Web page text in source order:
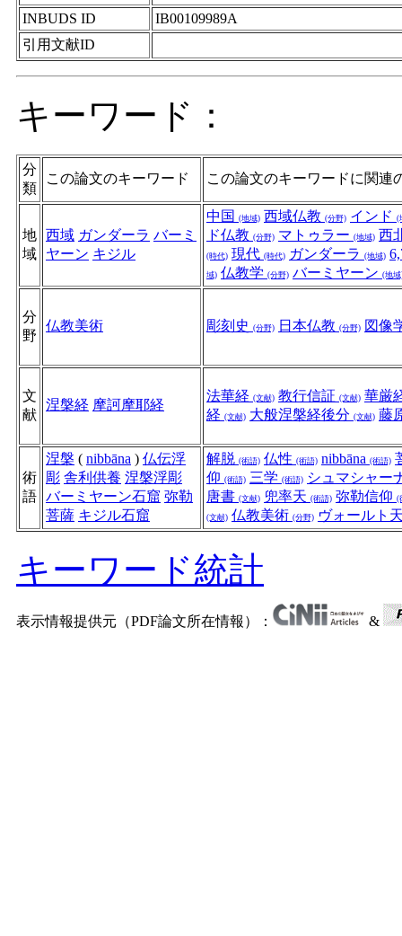
INBUDS ID
IB00109989A
引用文献ID
キーワード：
分
類
この論文のキーワード この論文のキーワードに関連
地
域
西域 ガンダーラ バーミ
ヤーン キジル
中国 (地域) 西域仏教 (分野) インド (
ド仏教 (分野) マトゥラー (地域) 西
(時代) 現代 (時代) ガンダーラ (地域)
域) 仏教学 (分野) バーミヤーン (地
分
野
仏教美術 彫刻史 (分野) 日本仏教 (分野) 図像
文
献
涅槃経 摩訶摩耶経
法華経 (文献) 教行信証 (文献) 華厳
経 (文献) 大般涅槃経後分 (文献) 藤
術
語
涅槃 ( nibbāna ) 仏伝浮
彫 舎利供養 涅槃浮彫
バーミヤーン石窟 弥勒
菩薩 キジル石窟
解脱 (術語) 仏性 (術語) nibbāna (術語)
仰 (術語) 三学 (術語) シュマシャー
唐書 (文献) 兜率天 (術語) 弥勒信仰 (
(文献) 仏教美術 (分野) ヴォールト
キーワード統計
表示情報提供元（PDF論文所在情報）： &